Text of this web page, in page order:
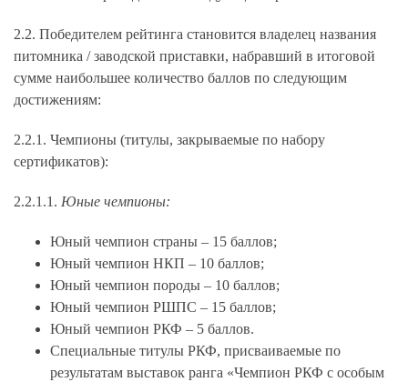
2.2. Победителем рейтинга становится владелец названия
питомника / заводской приставки, набравший в итоговой
сумме наибольшее количество баллов по следующим
достижениям:
2.2.1. Чемпионы (титулы, закрываемые по набору
сертификатов):
2.2.1.1. Юные чемпионы:
Юный чемпион страны – 15 баллов;
Юный чемпион НКП – 10 баллов;
Юный чемпион породы – 10 баллов;
Юный чемпион РШПС – 15 баллов;
Юный чемпион РКФ – 5 баллов.
Специальные титулы РКФ, присваиваемые по
результатам выставок ранга «Чемпион РКФ с особым